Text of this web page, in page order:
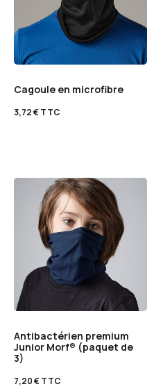
Cagoule en microfibre
3,72€TTC
Antibactérien premium
Junior Morf® (paquet de
3)
7,20€TTC